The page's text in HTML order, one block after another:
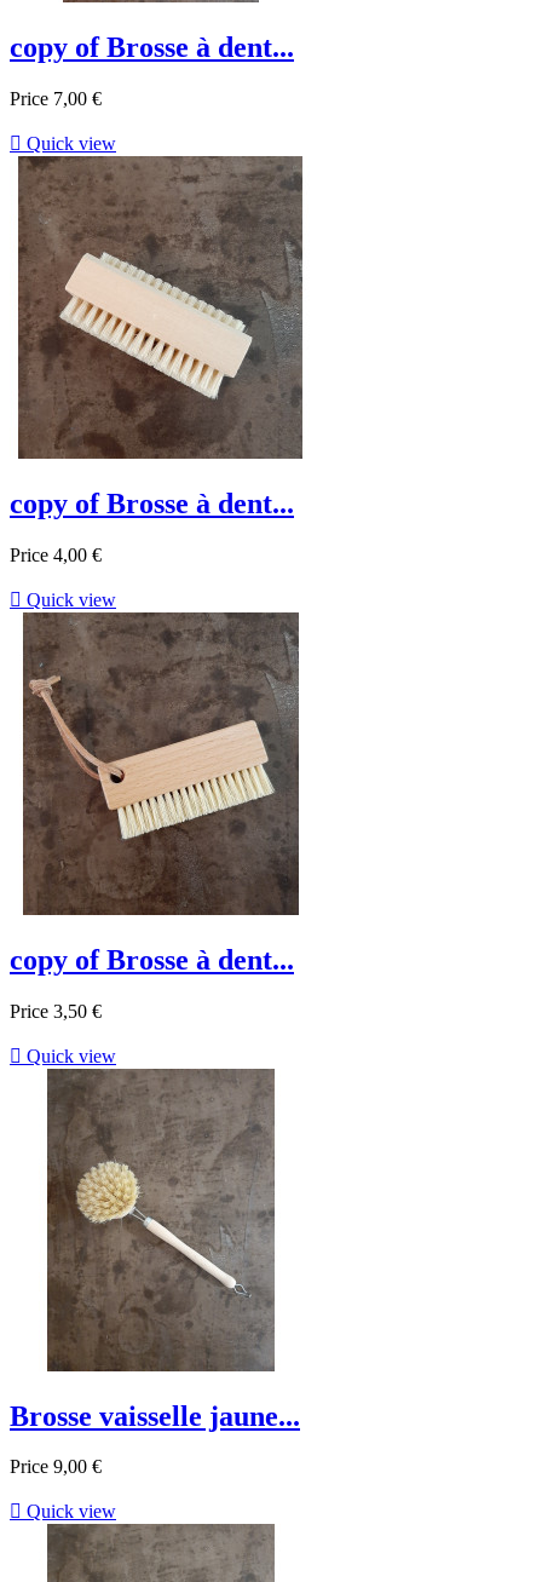
copy of Brosse à dent...
Price 7,00 €
 Quick view
copy of Brosse à dent...
Price 4,00 €
 Quick view
copy of Brosse à dent...
Price 3,50 €
 Quick view
Brosse vaisselle jaune...
Price 9,00 €
 Quick view